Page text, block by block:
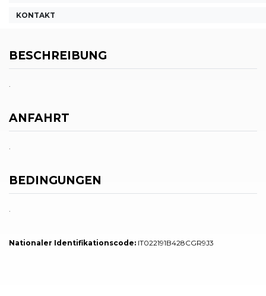
KONTAKT
BESCHREIBUNG
.
ANFAHRT
BEDINGUNGEN
Nationaler Identifikationscode: IT022191B428CGR9J3